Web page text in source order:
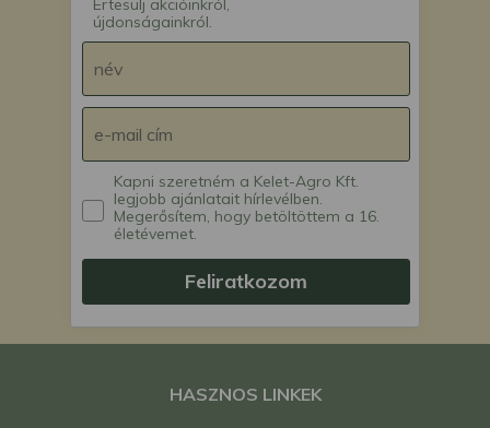
Értesülj akcióinkról,
újdonságainkról.
Kapni szeretném a Kelet-Agro Kft.
legjobb ajánlatait hírlevélben.
Megerősítem, hogy betöltöttem a 16.
életévemet.
Feliratkozom
HASZNOS LINKEK